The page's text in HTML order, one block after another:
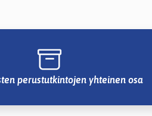
perustutkintojen yhteinen osa